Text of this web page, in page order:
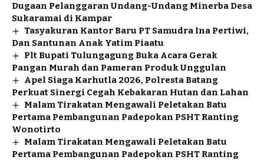
Dugaan Pelanggaran Undang-Undang Minerba Desa
Sukaramai di Kampar
Tasyakuran Kantor Baru PT Samudra Ina Pertiwi,
Dan Santunan Anak Yatim Piaatu
Plt Bupati Tulungagung Buka Acara Gerak
Pangan Murah dan Pameran Produk Unggulan
Apel Siaga Karhutla 2026, Polresta Batang
Perkuat Sinergi Cegah Kebakaran Hutan dan Lahan
Malam Tirakatan Mengawali Peletakan Batu
Pertama Pembangunan Padepokan PSHT Ranting
Wonotirto
Malam Tirakatan Mengawali Peletakan Batu
Pertama Pembangunan Padepokan PSHT Ranting